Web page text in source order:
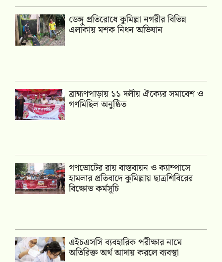
ডেঙ্গু প্রতিরোধে কুমিল্লা নগরীর বিভিন্ন
এলাকায় মশক নিধন অভিযান
‎ব্রাহ্মণপাড়ায় ১১ দলীয় ঐক্যের সমাবেশ ও
গণমিছিল অনুষ্ঠিত
গণভোটের রায় বাস্তবায়ন ও ক্যাম্পাসে
হামলার প্রতিবাদে কুমিল্লায় ছাত্রশিবিরের
বিক্ষোভ কর্মসূচি
এইচএসসি ব্যবহারিক পরীক্ষার নামে
অতিরিক্ত অর্থ আদায় করলে ব্যবস্থা